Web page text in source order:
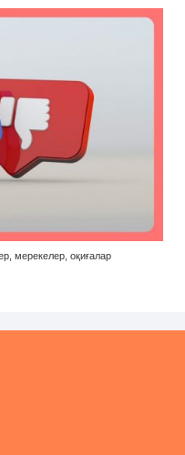
мерекелер, оқиғалар